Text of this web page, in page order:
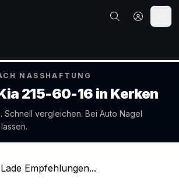
NASSHAFTUNG
215-60-16 in Kerken
Schnell vergleichen. Bei Auto Nagel
Lade Empfehlungen...